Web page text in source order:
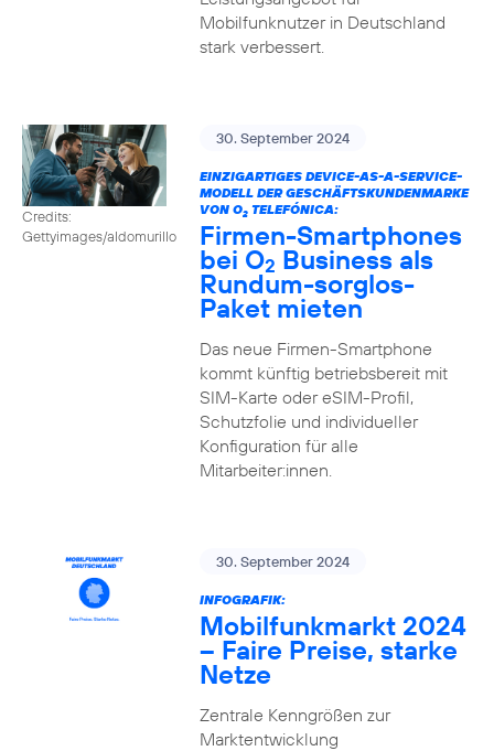
Mobilfunknutzer in Deutschland
stark verbessert.
Credits:
Gettyimages/aldomurillo
30. September 2024
EINZIGARTIGES DEVICE-AS-A-SERVICE-
MODELL DER GESCHÄFTSKUNDENMARKE
VON O2TELEFÓNICA:
Firmen-Smartphones
bei O2 Business als
Rundum-sorglos-
Paket mieten
Das neue Firmen-Smartphone
kommt künftig betriebsbereit mit
SIM-Karte oder eSIM-Profil,
Schutzfolie und individueller
Konfiguration für alle
Mitarbeiter:innen.
30. September 2024
INFOGRAFIK:
Mobilfunkmarkt 2024
– Faire Preise, starke
Netze
Zentrale Kenngrößen zur
Marktentwicklung